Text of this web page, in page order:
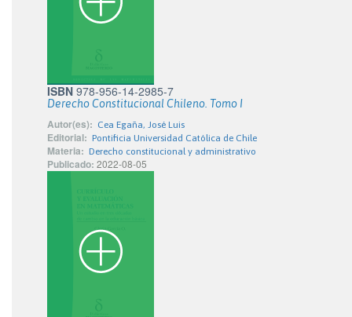
ISBN 978-956-14-2985-7
Derecho Constitucional Chileno. Tomo I
Autor(es): Cea Egaña, José Luis
Editorial: Pontificia Universidad Católica de Chile
Materia: Derecho constitucional y administrativo
Publicado: 2022-08-05